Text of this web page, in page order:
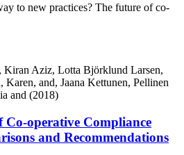
to new practices? The future of co-
Kiran Aziz, Lotta Björklund Larsen,
Karen, and, Jaana Kettunen, Pellinen
and (2018)
Co-operative Compliance
and Recommendations